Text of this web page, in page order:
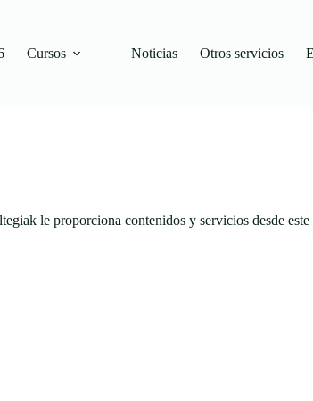
Cursos Noticias Otros servicios
le proporciona contenidos y servicios desde